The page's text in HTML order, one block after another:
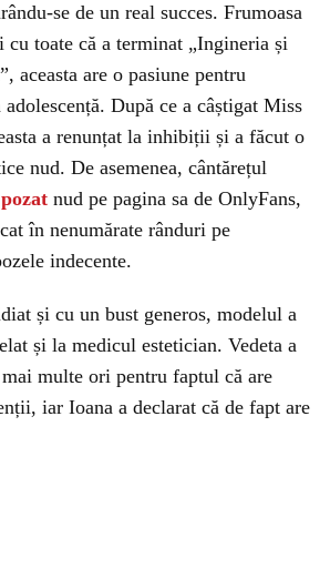
se de un real succes. Frumoasa
cu toate că a terminat „Ingineria și
aceasta are o pasiune pentru
După ce a câștigat Miss
a renunțat la inhibiții și a făcut o
nud. De asemenea, cântărețul
nud pe pagina sa de OnlyFans,
în nenumărate rânduri pe
indecente.
și cu un bust generos, modelul a
și la medicul estetician. Vedeta a
multe ori pentru faptul că are
iar Ioana a declarat că de fapt are